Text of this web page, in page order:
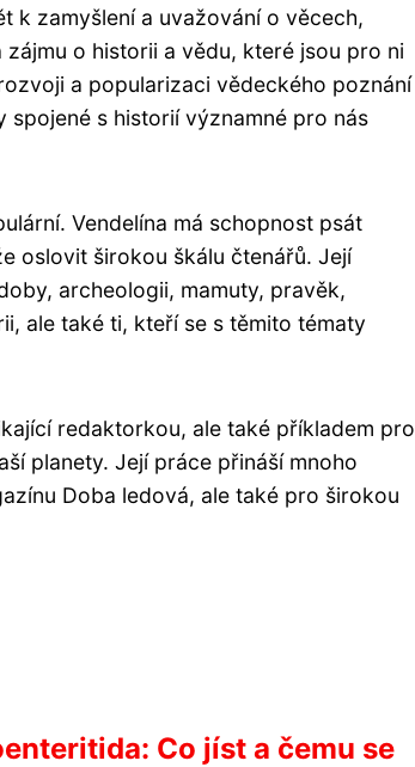
k zamyšlení a uvažování o věcech,
o historii a vědu, které jsou pro ni
a popularizaci vědeckého poznání
s historií významné pro nás
Vendelína má schopnost psát
oslovit širokou škálu čtenářů. Její
archeologii, mamuty, pravěk,
ale také ti, kteří se s těmito tématy
redaktorkou, ale také příkladem pro
planety. Její práce přináší mnoho
Doba ledová, ale také pro širokou
Co jíst a čemu se